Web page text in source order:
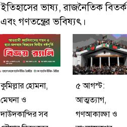
ইতিহাসের ভাষ্য, রাজনৈতিক বিতর্ক
এবং গণতন্ত্রের ভবিষ্যৎ।
কুমিল্লার হোমনা,
মেঘনা ও
দাউদকান্দির সব
৫ আগস্ট:
আত্মত্যাগ,
গণআকাঙ্ক্ষা ও